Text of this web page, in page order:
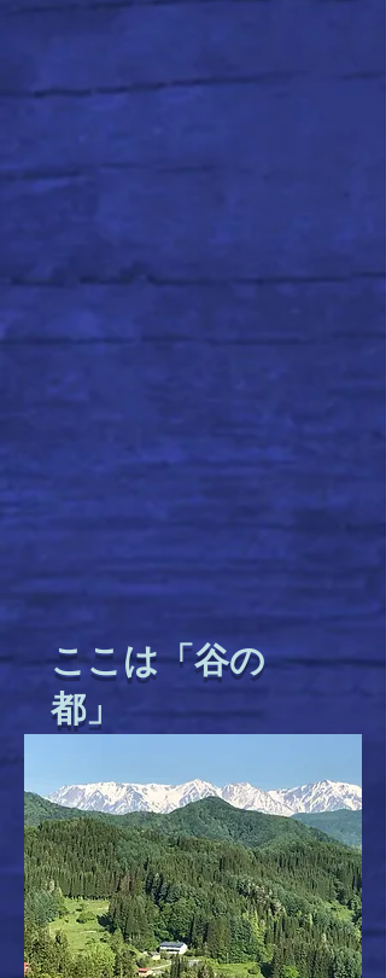
​ここは「谷の
都」